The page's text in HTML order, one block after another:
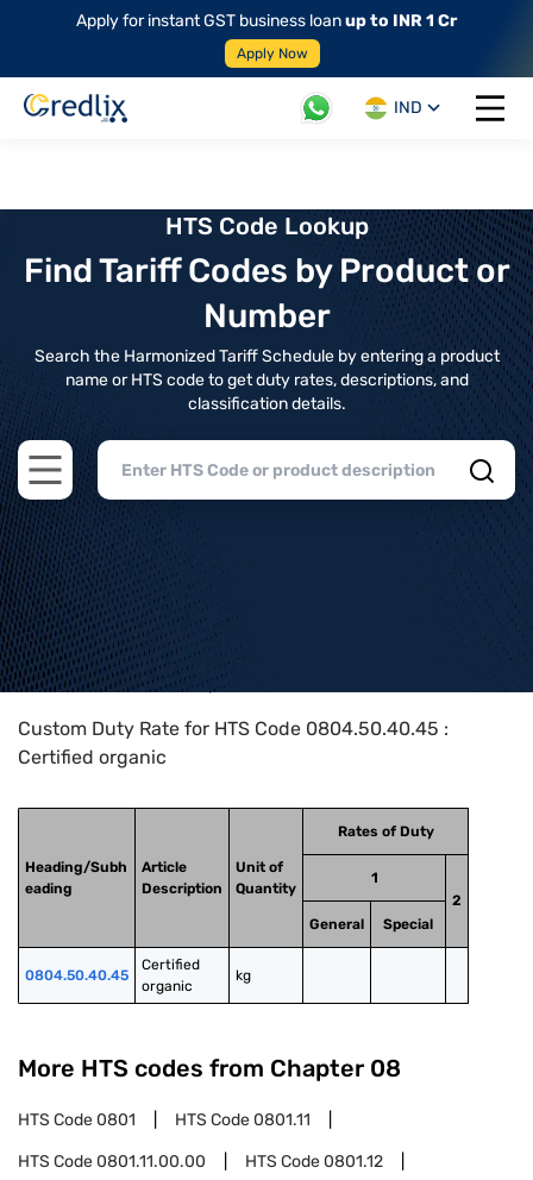
Apply for instant GST business loanup to INR 1 Cr
Apply Now
IND
Open
HTS Code Lookup
Find Tariff Codes by Product or
Number
Search the Harmonized Tariff Schedule by entering a product
name or HTS code to get duty rates, descriptions, and
classification details.
Open main menu
Home>HTS Codes> Chapter
Custom Duty Rate for HTS Code 0804.50.40.45 :
Certified organic
Heading/Subh
eading
Article
Description
Unit of
Quantity
Rates of Duty
1
2
General
Special
0804.50.40.45
Certified
organic
kg
More HTS codes from Chapter 08
HTS Code0801 HTS Code0801.11
HTS Code0801.11.00.00 HTS Code0801.12